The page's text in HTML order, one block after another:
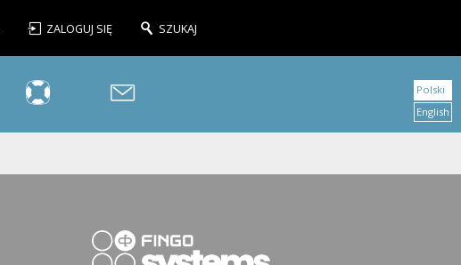
ZALOGUJ SIĘ SZUKAJ
Polski
English